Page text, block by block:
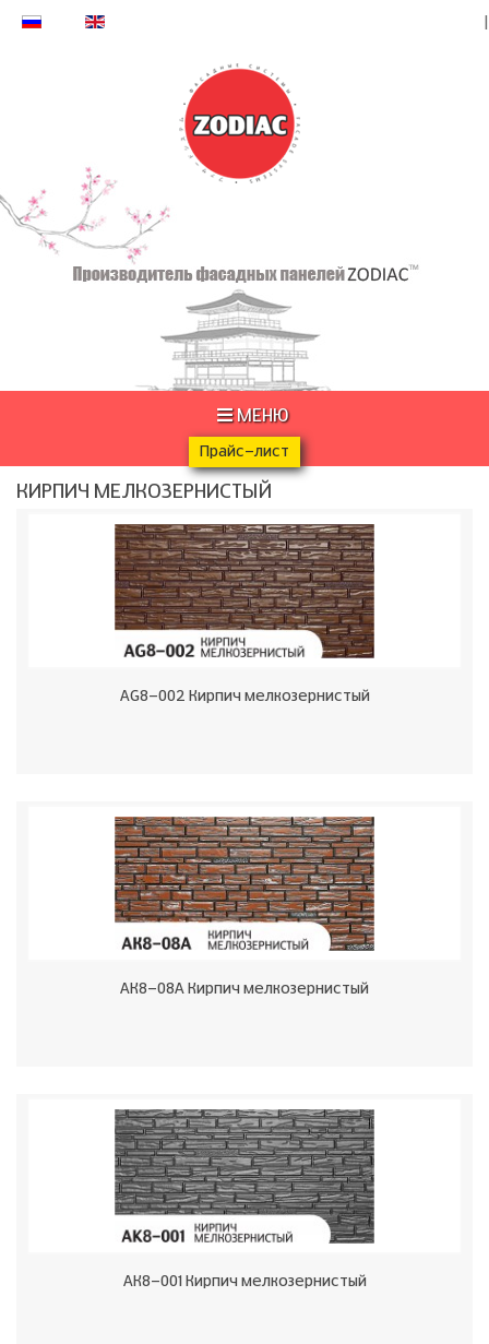
МЕНЮ
Прайс-лист
КИРПИЧ МЕЛКОЗЕРНИСТЫЙ
AG8-002 Кирпич мелкозернистый
АК8-08А Кирпич мелкозернистый
АК8-001 Кирпич мелкозернистый